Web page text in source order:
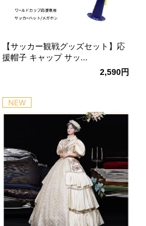
【サッカー観戦グッズセット】応
援帽子 キャップ サッ...
2,590円
NEW